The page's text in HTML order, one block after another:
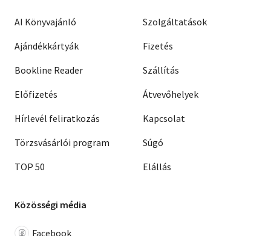
AI Könyvajánló
Ajándékkártyák
Bookline Reader
Előfizetés
Hírlevél feliratkozás
Törzsvásárlói program
TOP 50
Szolgáltatások
Fizetés
Szállítás
Átvevőhelyek
Kapcsolat
Súgó
Elállás
Közösségi média
Facebook